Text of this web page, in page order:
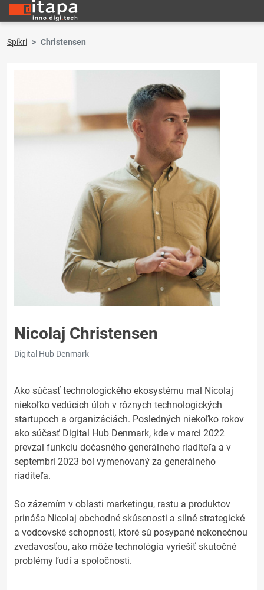
Spíkri Christensen
Nicolaj Christensen
Digital Hub Denmark
Ako súčasť technologického ekosystému mal Nicolaj
niekoľko vedúcich úloh v rôznych technologických
startupoch a organizáciách. Posledných niekoľko rokov
ako súčasť Digital Hub Denmark, kde v marci 2022
prevzal funkciu dočasného generálneho riaditeľa a v
septembri 2023 bol vymenovaný za generálneho
riaditeľa.
So zázemím v oblasti marketingu, rastu a produktov
prináša Nicolaj obchodné skúsenosti a silné strategické
a vodcovské schopnosti, ktoré sú posypané nekonečnou
zvedavosťou, ako môže technológia vyriešiť skutočné
problémy ľudí a spoločnosti.